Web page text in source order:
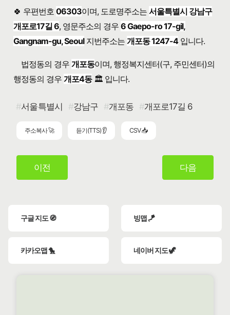
🍀 우편번호 06303이며, 도로명주소는서울특별시 강남구
개포로17길 6, 영문주소의 경우6 Gaepo-ro 17-gil,
Gangnam-gu, Seoul지번주소는개포동 1247-4입니다.
법정동의 경우 개포동이며, 행정복지센터(구, 주민센터)의
행정동의 경우 개포4동🏛️ 입니다.
서울특별시 강남구 개포동 개포로17길 6
주소복사 🚀 듣기(TTS) 👂 CSV 📥
이전 다음
구글 지도 🧭 빙맵 🪁
카카오맵 🐤 네이버 지도 🦖